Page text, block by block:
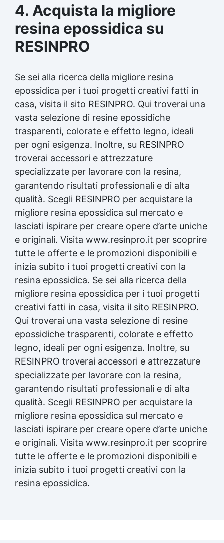
4. Acquista la migliore
resina epossidica su
RESINPRO
Se sei alla ricerca della migliore resina
epossidica per i tuoi progetti creativi fatti in
casa, visita il sito RESINPRO. Qui troverai una
vasta selezione di resine epossidiche
trasparenti, colorate e effetto legno, ideali
per ogni esigenza. Inoltre, su RESINPRO
troverai accessori e attrezzature
specializzate per lavorare con la resina,
garantendo risultati professionali e di alta
qualità. Scegli RESINPRO per acquistare la
migliore resina epossidica sul mercato e
lasciati ispirare per creare opere d’arte uniche
e originali. Visita www.resinpro.it per scoprire
tutte le offerte e le promozioni disponibili e
inizia subito i tuoi progetti creativi con la
resina epossidica. Se sei alla ricerca della
migliore resina epossidica per i tuoi progetti
creativi fatti in casa, visita il sito RESINPRO.
Qui troverai una vasta selezione di resine
epossidiche trasparenti, colorate e effetto
legno, ideali per ogni esigenza. Inoltre, su
RESINPRO troverai accessori e attrezzature
specializzate per lavorare con la resina,
garantendo risultati professionali e di alta
qualità. Scegli RESINPRO per acquistare la
migliore resina epossidica sul mercato e
lasciati ispirare per creare opere d’arte uniche
e originali. Visita www.resinpro.it per scoprire
tutte le offerte e le promozioni disponibili e
inizia subito i tuoi progetti creativi con la
resina epossidica.